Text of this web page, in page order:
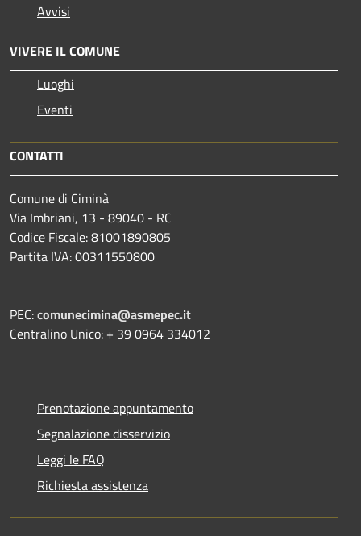
Avvisi
VIVERE IL COMUNE
Luoghi
Eventi
CONTATTI
Comune di Ciminà
Via Imbriani, 13 - 89040 - RC
Codice Fiscale: 81001890805
Partita IVA: 00311550800
PEC:comunecimina@asmepec.it
Centralino Unico: + 39 0964 334012
Prenotazione appuntamento
Segnalazione disservizio
Leggi le FAQ
Richiesta assistenza